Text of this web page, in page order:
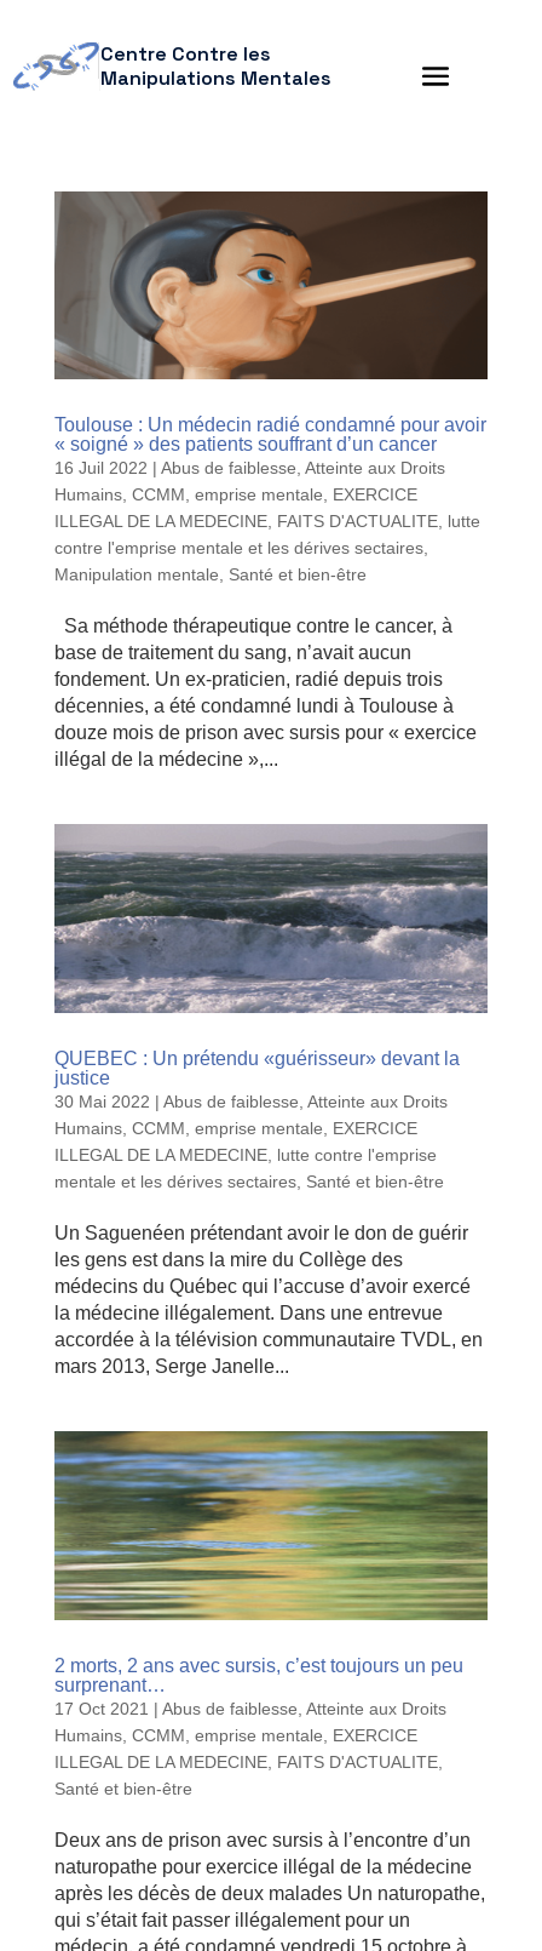
Centre Contre les
Manipulations Mentales
Toulouse : Un médecin radié condamné pour avoir
« soigné » des patients souffrant d’un cancer
16 Juil 2022 | Abus de faiblesse, Atteinte aux Droits
Humains, CCMM, emprise mentale, EXERCICE
ILLEGAL DE LA MEDECINE, FAITS D'ACTUALITE, lutte
contre l'emprise mentale et les dérives sectaires,
Manipulation mentale, Santé et bien-être
Sa méthode thérapeutique contre le cancer, à
base de traitement du sang, n’avait aucun
fondement. Un ex-praticien, radié depuis trois
décennies, a été condamné lundi à Toulouse à
douze mois de prison avec sursis pour « exercice
illégal de la médecine »,...
QUEBEC : Un prétendu «guérisseur» devant la
justice
30 Mai 2022 | Abus de faiblesse Atteinte aux Droits
Humains, CCMM emprise mentale
EXERCICE
ILLEGAL DE LA MEDECINE, lutte contre l'emprise
mentale et les dérives sectaires, Santé et bien-être
Un Saguenéen prétendant avoir le don de guérir
les gens est dans la mire du Collège des
médecins du Québec qui l’accuse d’avoir exercé
la médecine illégalement. Dans une entrevue
accordée à la télévision communautaire TVDL, en
mars 2013, Serge Janelle...
2 morts, 2 ans avec sursis, c’est toujours un peu
surprenant…
17 Oct 2021 | Abus de faiblesse Atteinte aux Droits
Humains, CCMM emprise mentale
EXERCICE
ILLEGAL DE LA MEDECINE, FAITS D'ACTUALITE,
Santé et bien-être
Deux ans de prison avec sursis à l’encontre d’un
naturopathe pour exercice illégal de la médecine
après les décès de deux malades Un naturopathe,
qui s’était fait passer illégalement pour un
médecin, a été condamné vendredi 15 octobre à